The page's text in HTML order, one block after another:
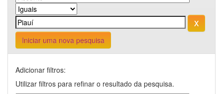
Iniciar uma nova pesquisa
Adicionar filtros:
Utilizar filtros para refinar o resultado da pesquisa.